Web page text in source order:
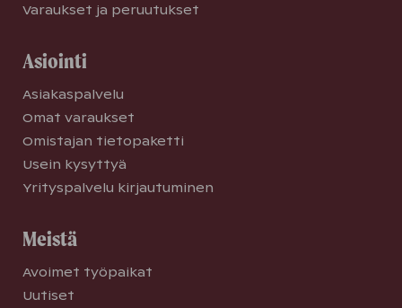
Varaukset ja peruutukset
Asiointi
Asiakaspalvelu
Omat varaukset
Omistajan tietopaketti
Usein kysyttyä
Yrityspalvelu kirjautuminen
Meistä
Avoimet työpaikat
Uutiset